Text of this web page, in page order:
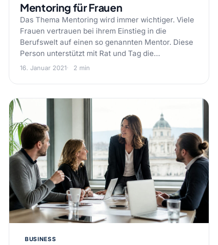
Mentoring für Frauen
Das Thema Mentoring wird immer wichtiger. Viele
Frauen vertrauen bei ihrem Einstieg in die
Berufswelt auf einen so genannten Mentor. Diese
Person unterstützt mit Rat und Tag die…
16. Januar 2021 2 min
BUSINESS